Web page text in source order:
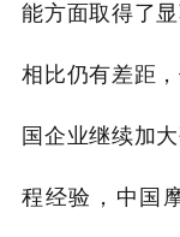
能方面取得了
相比仍有差距
国企业继续加
程经验，中国